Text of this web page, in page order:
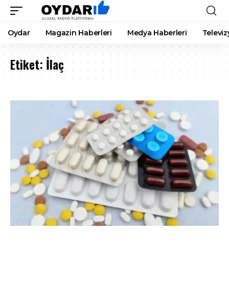
Oydar Magazin Haberleri Medya Haberleri
Etiket: İlaç